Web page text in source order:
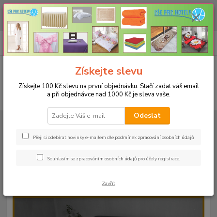
CHCETE NAKOUPIT VĚTŠÍ MNOŽSTVÍ NAŠICH PRODUKTŮ ZA LEPŠÍ
CENU? Klikněte ZDE
CZK
+420 773 794 023
Pondělí-pátek 9-16 hodin
0ks
za0 Kč
PROSTĚRADLA
Froté prostěradla s gumou - 190g/m2 - 45 barev
14 světle olivová
Froté prostěradlo 160x200cm -
Získejte slevu
Získejte 100 Kč slevu na první objednávku. Stačí zadat váš email
a při objednávce nad 1000 Kč je sleva vaše.
Odeslat
Přeji si odebírat novinky e-mailem dle podmínek zpracování osobních údajů.
Souhlasím se zpracováním osobních údajů pro účely registrace.
Zavřít